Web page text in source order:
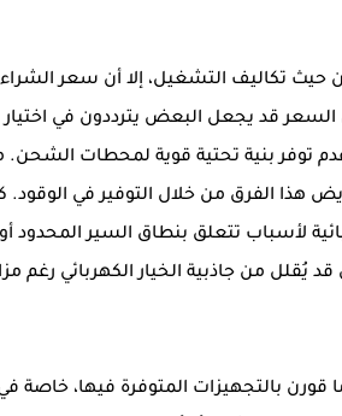
تكاليف التشغيل، إلا أن سعر الشراء
السعر قد يجعل البعض يترددون في
توفر بنية تحتية قوية لمحطات الشحن.
هذا الفرق من خلال التوفير في الوقود.
لأسباب تتعلق بنطاق السير المحدود
يُقلل من جاذبية الخيار الكهربائي رغم
قورن بالتجهيزات المتوفرة فيها، خاصة